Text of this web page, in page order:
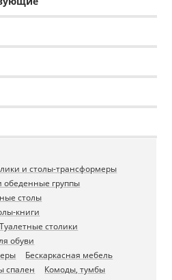
и столы-трансформеры
обеденные группы
столы
книги
Туалетные столики
обуви
Бескаркасная мебель
спален
Комоды, тумбы